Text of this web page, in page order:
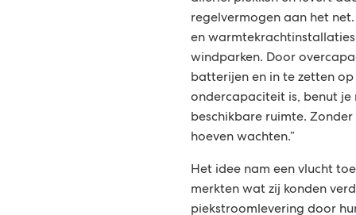
regelvermogen aan het
en
windparken. Door
batterijen en in te zetten
ondercapaciteit is, benut je
beschikbare ruimte.
hoeven wachten.”
Het idee nam een vlucht
merkten wat zij konden
piekstroomlevering door